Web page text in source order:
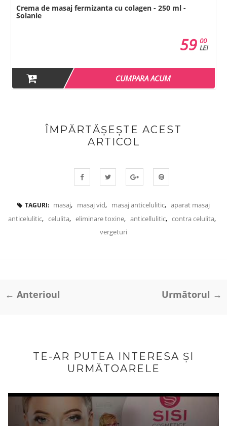
Crema de masaj fermizanta cu colagen - 250 ml -
Solanie
00
LEI
59
CUMPARA ACUM
ÎMPĂRTĂȘEȘTE ACEST
ARTICOL
TAGURI: masaj, masaj vid, masaj anticelulitic, aparat masaj
anticelulitic, celulita, eliminare toxine, anticellulitic, contra celulita,
vergeturi
← Anterioul Următorul →
TE-AR PUTEA INTERESA ȘI
URMĂTOARELE